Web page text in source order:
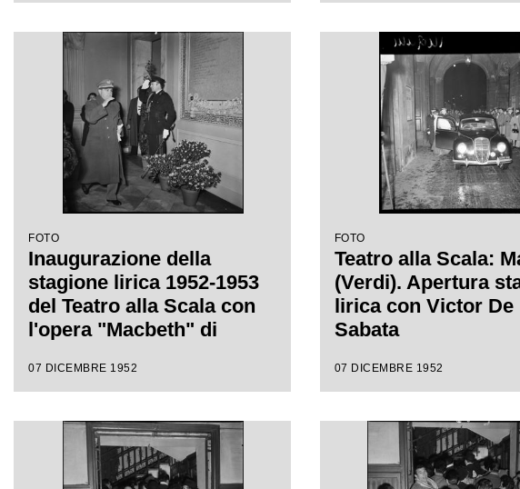
Victor de Sabata,
regia di Carl Ebert
FOTO
Inaugurazione della
stagione lirica 1952-1953
del Teatro alla Scala con
l'opera "Macbeth" di
Victor de Sabata, con la
07 DICEMBRE 1952
FOTO
Teatro alla Scala:
(Verdi). Apertura
lirica con Victor De
Sabata
07 DICEMBRE 1952